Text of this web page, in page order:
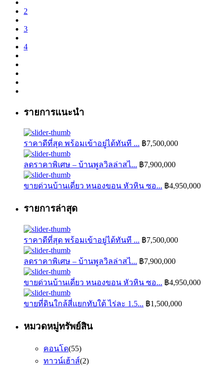
2
3
4
รายการแนะนำ
ราคาดีที่สุด พร้อมเข้าอยู่ได้ทันที ... ฿7,500,000
ลดราคาพิเศษ – บ้านพูลวิลล่าสไ... ฿7,900,000
ขายด่วนบ้านเดี่ยว หนองขอน หัวหิน ซอ... ฿4,950,000
รายการล่าสุด
ราคาดีที่สุด พร้อมเข้าอยู่ได้ทันที ... ฿7,500,000
ลดราคาพิเศษ – บ้านพูลวิลล่าสไ... ฿7,900,000
ขายด่วนบ้านเดี่ยว หนองขอน หัวหิน ซอ... ฿4,950,000
ขายที่ดินใกล้สี่แยกทับใต้ ไร่ละ 1.5... ฿1,500,000
หมวดหมู่ทรัพย์สิน
คอนโด(55)
ทาวน์เฮ้าส์(2)